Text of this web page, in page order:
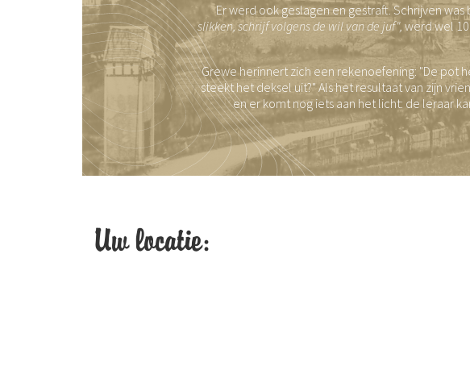
Er werd ook geslagen en gestraft. Schrijven
slikken, schrijf volgens de wil van de juf", werd wel
Grewe herinnert zich een rekenoefening: "De pot
steekt het deksel uit?" Als het resultaat van zijn
en er komt nog iets aan het licht: de leraar
Uw locatie: